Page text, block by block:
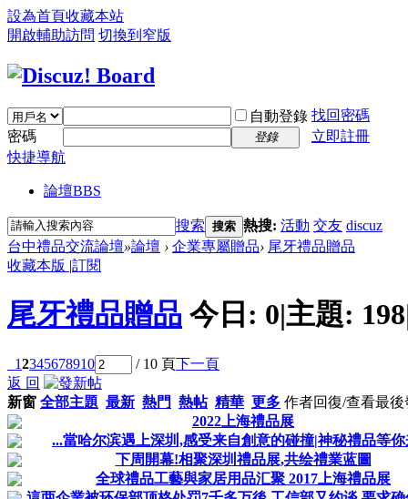
設為首頁收藏本站
開啟輔助訪問 切換到窄版
自動登錄 找回密碼
密碼
登錄
立即註冊
快捷導航
論壇BBS
搜索 搜索 熱搜: 活動 交友 discuz
台中禮品交流論壇»論壇 › 企業專屬贈品› 尾牙禮品贈品
收藏本版 |訂閱
尾牙禮品贈品 今日: 0|主題: 198
12345678910 / 10 頁下一頁
返 回
新窗 全部主題 最新 熱門 熱帖 精華 更多 作者回復/查看最後
2022上海禮品展
...當哈尔滨遇上深圳,感受来自創意的碰撞|神秘禮品等
下周開幕!相聚深圳禮品展,共绘禮業蓝圖
全球禮品工藝與家居用品汇聚 2017上海禮品展